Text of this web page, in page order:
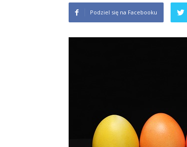
Podziel się na Facebooku